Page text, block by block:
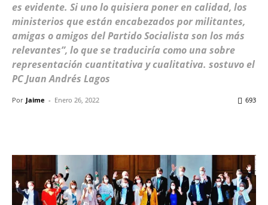
es evidente. Si uno lo quisiera poner en calidad, los
ministerios que están encabezados por militantes,
amigas o amigos del Partido Socialista son los más
relevantes”, lo que se traduciría como una sobre
representación cuantitativa y cualitativa. sostuvo el
PC Juan Andrés Lagos
Por Jaime - Enero 26, 2022 693